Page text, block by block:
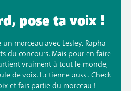
pose ta voix !
un morceau avec Lesley, Rapha
du concours. Mais pour en faire
vraiment à tout le monde,
de voix. La tienne aussi. Check
et fais partie du morceau !